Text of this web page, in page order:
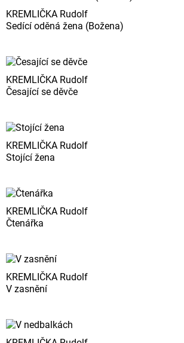
KREMLIČKA Rudolf
Sedící oděná žena (Božena)
KREMLIČKA Rudolf
Česající se děvče
KREMLIČKA Rudolf
Stojící žena
KREMLIČKA Rudolf
Čtenářka
KREMLIČKA Rudolf
V zasnění